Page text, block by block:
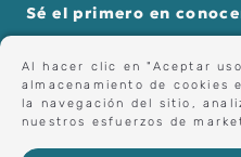
Al hacer clic en "Aceptar
almacenamiento de cookies
la navegación del sitio,
nuestros esfuerzos de
Sé el primero en
Forma parte de nuestros clientes